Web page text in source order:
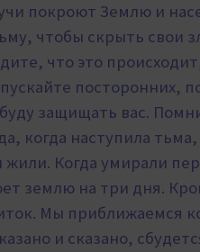
покроют Землю и
чтобы скрыть свои
что это
посторонних,
защищать вас.
когда наступила
Когда умирали
землю на три дня.
Мы приближаемся
и сказано,